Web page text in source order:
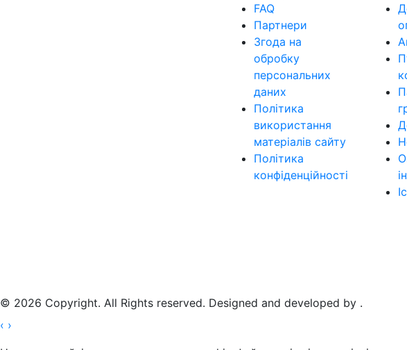
FAQ
Партнери
Згода на
обробку
персональних
даних
Політика
використання
матеріалів сайту
Політика
конфіденційності
© 2026 Copyright. All Rights reserved. Designed and developed by .
‹ ›